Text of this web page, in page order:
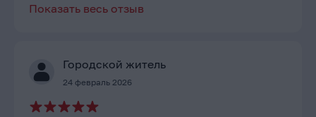
Показать весь отзыв
Городской житель
24 февраль 2026